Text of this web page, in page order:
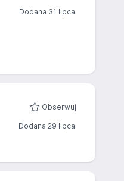
Dodana 31 lipca
Obserwuj
Dodana 29 lipca